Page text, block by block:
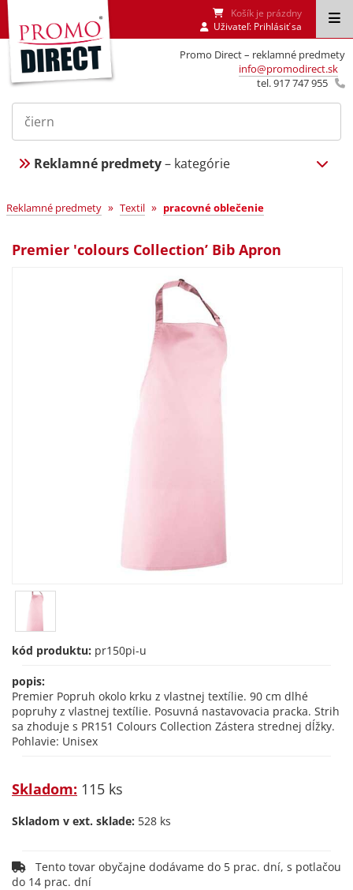
Promo Direct – reklamné predmety
info@promodirect.sk
tel. 917 747 955
Košík je prázdny
Uživateľ: Prihlásiť sa
Reklamné predmety– kategórie
Reklamné predmety » Textil » pracovné oblečenie
Premier 'colours Collection’ Bib Apron
kód produktu: pr150pi-u
popis:
Premier Popruh okolo krku z vlastnej textílie. 90 cm dlhé
popruhy z vlastnej textílie. Posuvná nastavovacia pracka. Strih
sa zhoduje s PR151 Colours Collection Zástera strednej dĺžky.
Pohlavie: Unisex
Skladom: 115 ks
Skladom v ext. sklade: 528 ks
do 14 prac. dní